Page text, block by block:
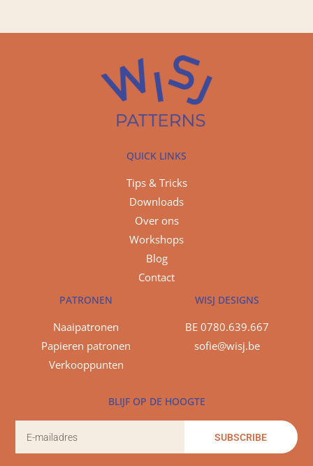
QUICK LINKS
Tips & Tricks
Downloads
Over ons
Workshops
Blog
Contact
PATRONEN
Naaipatronen
Papieren patronen
Verkooppunten
WISJ DESIGNS
BE 0780.639.667
sofie@wisj.be
BLIJF OP DE HOOGTE
SUBSCRIBE